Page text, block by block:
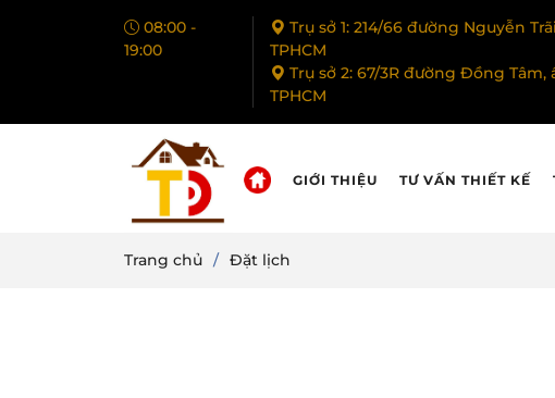
08:00 -
19:00
Trụ sở 1: 214/66 đường Nguyễn
TPHCM
Trụ sở 2: 67/3R đường Đồng Tâm,
TPHCM
GIỚI THIỆU TƯ VẤN THIẾT KẾ
Trang chủ Đặt lịch